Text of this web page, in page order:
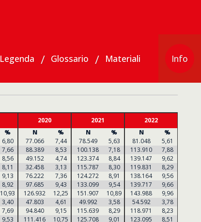
Legenda Glossario Materiali Info
2020 2021 2022
% N % N % N %
6,80 77.066 7,44 78.549 5,63 81.048 5,61
7,66 88.389 8,53 100.138 7,18 113.910 7,88
8,56 49.152 4,74 123.374 8,84 139.147 9,62
8,11 32.458 3,13 115.787 8,30 119.831 8,29
9,13 76.222 7,36 124.272 8,91 138.164 9,56
8,92 97.685 9,43 133.099 9,54 139.717 9,66
10,93 126.932 12,25 151.907 10,89 143.988 9,96
3,40 47.803 4,61 49.992 3,58 54.592 3,78
7,69 94.840 9,15 115.639 8,29 118.971 8,23
9,53 111.416 10,75 125.708 9,01 123.095 8,51